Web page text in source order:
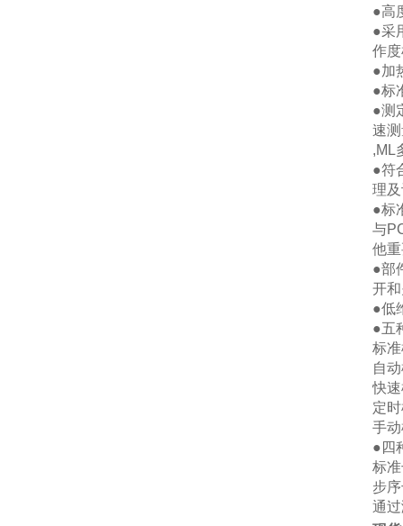
●高
●采
作
●加
●标
●测
速
,ML
●符
理
●标
与
他
●部
开
●低
●五
标
自
快
定
手
●四
标
步
通